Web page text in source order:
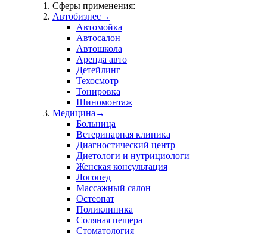
Сферы применения:
Автобизнес→
Автомойка
Автосалон
Автошкола
Аренда авто
Детейлинг
Техосмотр
Тонировка
Шиномонтаж
Медицина →
Больница
Ветеринарная клиника
Диагностический центр
Диетологи и нутрициологи
Женская консультация
Логопед
Массажный салон
Остеопат
Поликлиника
Соляная пещера
Стоматология